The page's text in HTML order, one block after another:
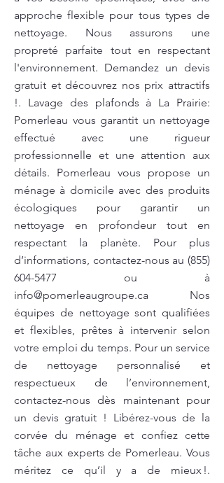
approche flexible pour tous types de
nettoyage. Nous assurons une
propreté parfaite tout en respectant
l'environnement. Demandez un devis
gratuit et découvrez nos prix attractifs
!. Lavage des plafonds à La Prairie:
Pomerleau vous garantit un nettoyage
effectué avec une rigueur
professionnelle et une attention aux
détails. Pomerleau vous propose un
ménage à domicile avec des produits
écologiques pour garantir un
nettoyage en profondeur tout en
respectant la planète. Pour plus
d’informations, contactez-nous au (855)
604-5477 ou à
info@pomerleaugroupe.ca Nos
équipes de nettoyage sont qualifiées
et flexibles, prêtes à intervenir selon
votre emploi du temps. Pour un service
de nettoyage personnalisé et
respectueux de l’environnement,
contactez-nous dès maintenant pour
un devis gratuit ! Libérez-vous de la
corvée du ménage et confiez cette
tâche aux experts de Pomerleau. Vous
méritez ce qu’il y a de mieux !.